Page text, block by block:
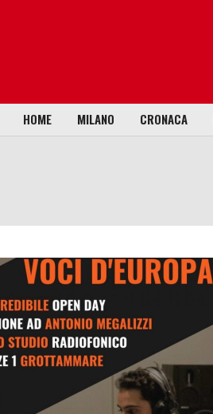
HOME MILANO CRONACA